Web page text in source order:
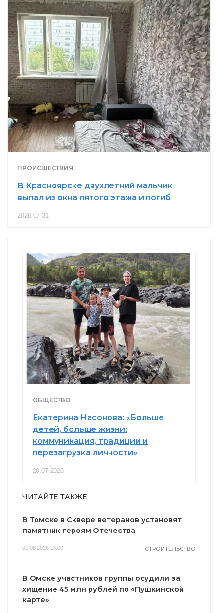
ПРОИСШЕСТВИЯ
В Красноярске двухлетний мальчик
выпал из окна пятого этажа и погиб
2026-07-31
ОБЩЕСТВО
Екатерина Насонова: «Больше
детей, больше жизни:
коммуникация, традиции и
перезагрузка личности»
20.07.2026
ЧИТАЙТЕ ТАКЖЕ:
В Томске в Сквере ветеранов установят
памятник героям Отечества
01.08.2026 18:00 СТРОИТЕЛЬСТВО
В Омске участников группы осудили за
хищение 45 млн рублей по «Пушкинской
карте»